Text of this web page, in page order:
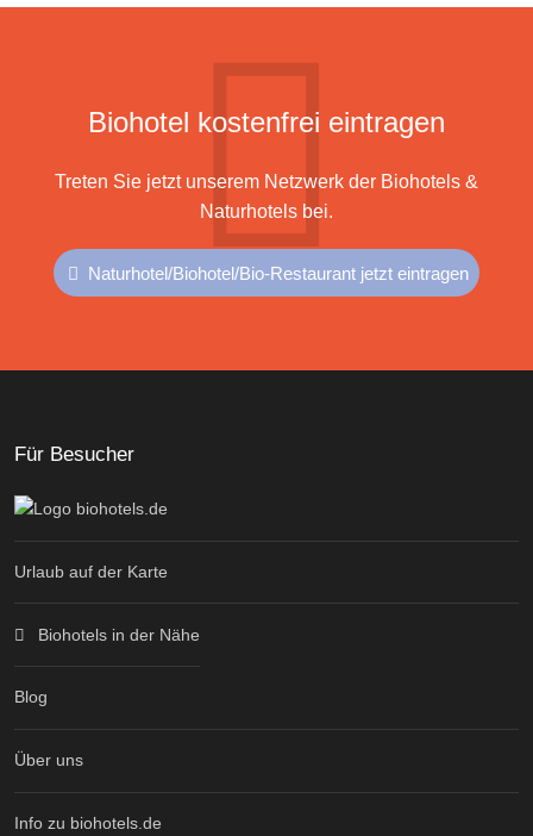
Biohotel kostenfrei eintragen
Treten Sie jetzt unserem Netzwerk der Biohotels &
Naturhotels bei.
Naturhotel/Biohotel/Bio-Restaurant jetzt eintragen
Für Besucher
Urlaub auf der Karte
Biohotels in der Nähe
Blog
Über uns
Info zu biohotels.de